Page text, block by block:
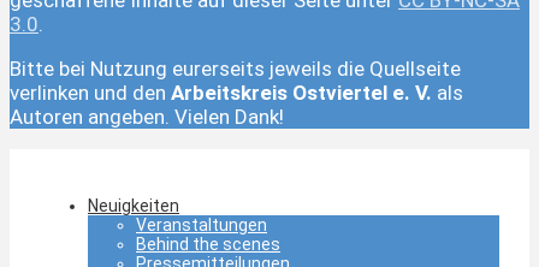
3.0.
Bitte bei Nutzung eurerseits jeweils die Quellseite
verlinken und den Arbeitskreis Ostviertel e. V. als
Autoren angeben. Vielen Dank!
Neuigkeiten
Veranstaltungen
Behind the scenes